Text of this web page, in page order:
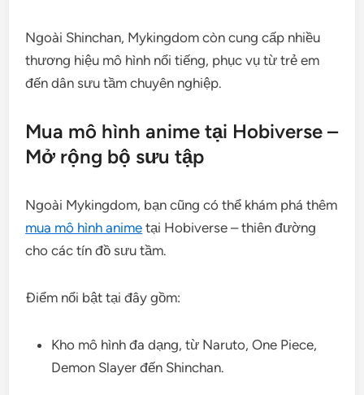
Ngoài Shinchan, Mykingdom còn cung cấp nhiều
thương hiệu mô hình nổi tiếng, phục vụ từ trẻ em
đến dân sưu tầm chuyên nghiệp.
Mua mô hình anime tại Hobiverse –
Mở rộng bộ sưu tập
Ngoài Mykingdom, bạn cũng có thể khám phá thêm
mua mô hình anime tại Hobiverse – thiên đường
cho các tín đồ sưu tầm.
Điểm nổi bật tại đây gồm:
Kho mô hình đa dạng, từ Naruto, One Piece,
Demon Slayer đến Shinchan.